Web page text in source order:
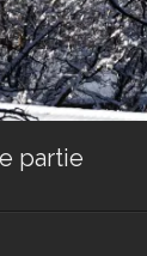
partie